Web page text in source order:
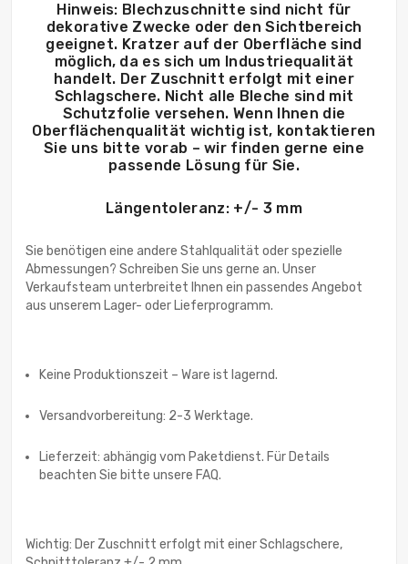
Hinweis: Blechzuschnitte sind nicht für
dekorative Zwecke oder den Sichtbereich
geeignet. Kratzer auf der Oberfläche sind
möglich, da es sich um Industriequalität
handelt. Der Zuschnitt erfolgt mit einer
Schlagschere. Nicht alle Bleche sind mit
Schutzfolie versehen. Wenn Ihnen die
Oberflächenqualität wichtig ist, kontaktieren
Sie uns bitte vorab – wir finden gerne eine
passende Lösung für Sie.
Längentoleranz: +/- 3 mm
Sie benötigen eine andere Stahlqualität oder spezielle
Abmessungen? Schreiben Sie uns gerne an. Unser
Verkaufsteam unterbreitet Ihnen ein passendes Angebot
aus unserem Lager- oder Lieferprogramm.
Keine Produktionszeit – Ware ist lagernd.
Versandvorbereitung: 2-3 Werktage.
Lieferzeit: abhängig vom Paketdienst. Für Details
beachten Sie bitte unsere FAQ.
Wichtig: Der Zuschnitt erfolgt mit einer Schlagschere,